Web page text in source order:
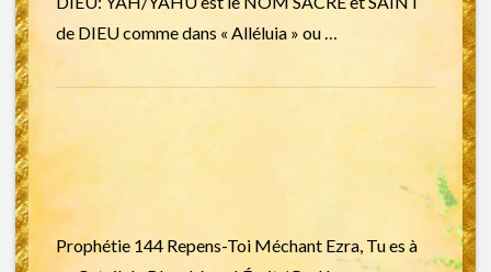
de DIEU comme dans « Alléluia » ou …
Prophétie 144 Repens-Toi Méchant Ezra, Tu es à